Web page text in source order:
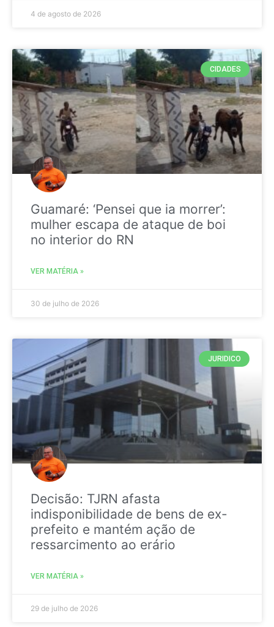
4 de agosto de 2026
CIDADES
Guamaré: ‘Pensei que ia morrer’:
mulher escapa de ataque de boi
no interior do RN
VER MATÉRIA »
30 de julho de 2026
JURIDICO
Decisão: TJRN afasta
indisponibilidade de bens de ex-
prefeito e mantém ação de
ressarcimento ao erário
VER MATÉRIA »
29 de julho de 2026